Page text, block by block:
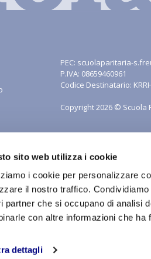
sito web utilizza i cookie
i cookie per personalizzare
il nostro traffico.
partner che si occupano di analisi
con altre informazioni che
dettagli
PEC: scuolaparitaria-
P.IVA: 08659460961
Codice Destinatario:
Copyright 2026 © Scuola
i testi, le immagini, la grafica, i marchi
rielaborazione, diffusione o
autorizzazione scritta è vietata ai sensi